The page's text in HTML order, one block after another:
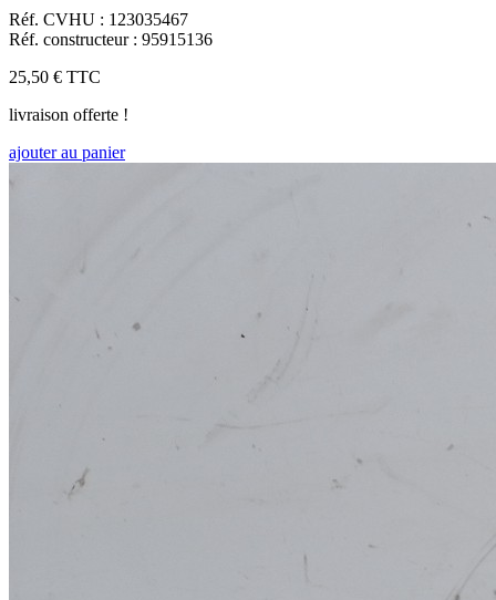
Réf. CVHU : 123035467
Réf. constructeur : 95915136
25,50 € TTC
livraison offerte !
ajouter au panier